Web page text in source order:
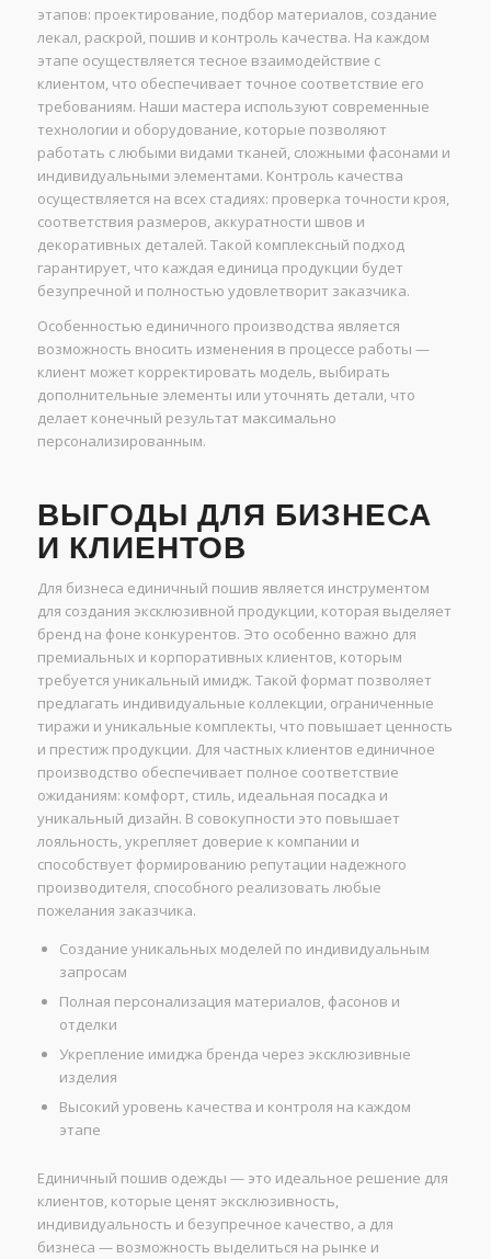
этапов: проектирование, подбор материалов, создание
лекал, раскрой, пошив и контроль качества. На каждом
этапе осуществляется тесное взаимодействие с
клиентом, что обеспечивает точное соответствие его
требованиям. Наши мастера используют современные
технологии и оборудование, которые позволяют
работать с любыми видами тканей, сложными фасонами и
индивидуальными элементами. Контроль качества
осуществляется на всех стадиях: проверка точности кроя,
соответствия размеров, аккуратности швов и
декоративных деталей. Такой комплексный подход
гарантирует, что каждая единица продукции будет
безупречной и полностью удовлетворит заказчика.
Особенностью единичного производства является
возможность вносить изменения в процессе работы —
клиент может корректировать модель, выбирать
дополнительные элементы или уточнять детали, что
делает конечный результат максимально
персонализированным.
ВЫГОДЫ ДЛЯ БИЗНЕСА
И КЛИЕНТОВ
Для бизнеса единичный пошив является инструментом
для создания эксклюзивной продукции, которая выделяет
бренд на фоне конкурентов. Это особенно важно для
премиальных и корпоративных клиентов, которым
требуется уникальный имидж. Такой формат позволяет
предлагать индивидуальные коллекции, ограниченные
тиражи и уникальные комплекты, что повышает ценность
и престиж продукции. Для частных клиентов единичное
производство обеспечивает полное соответствие
ожиданиям: комфорт, стиль, идеальная посадка и
уникальный дизайн. В совокупности это повышает
лояльность, укрепляет доверие к компании и
способствует формированию репутации надежного
производителя, способного реализовать любые
пожелания заказчика.
Создание уникальных моделей по индивидуальным
запросам
Полная персонализация материалов, фасонов и
отделки
Укрепление имиджа бренда через эксклюзивные
изделия
Высокий уровень качества и контроля на каждом
этапе
Единичный пошив одежды — это идеальное решение для
клиентов, которые ценят эксклюзивность,
индивидуальность и безупречное качество, а для
бизнеса — возможность выделиться на рынке и